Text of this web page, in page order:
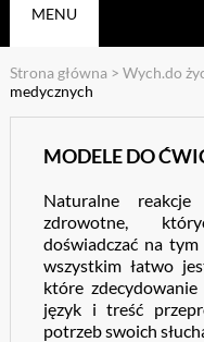
MENU
Strona główna > Wych.do
medycznych
MODELE DO
Naturalne
zdrowotne,
doświadczać na
wszystkim łatwo
które
język i treść
potrzeb swoich